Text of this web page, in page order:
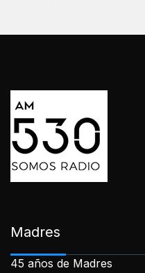
Madres
45 años de Madres